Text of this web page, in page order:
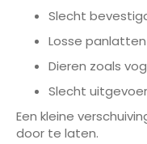
Slecht
Losse
Dieren zoals
Slecht
Een kleine
door te laten.